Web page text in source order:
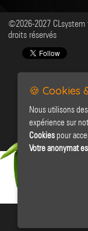
©2026-2027 CLsystem
droits réservés
🍪 Cookies
Nous utilisons
expérience sur
Cookiespour
Votre anonymat